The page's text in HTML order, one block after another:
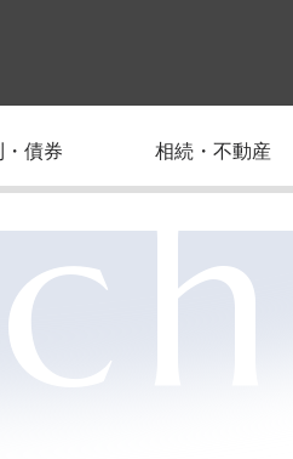
・債券 相続・不動産